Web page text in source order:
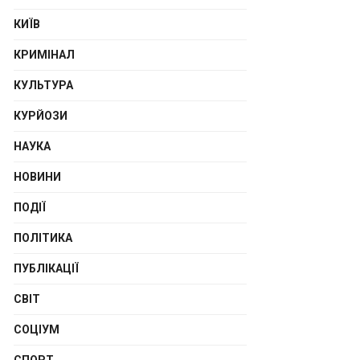
КИЇВ
КРИМІНАЛ
КУЛЬТУРА
КУРЙОЗИ
НАУКА
НОВИНИ
ПОДІЇ
ПОЛІТИКА
ПУБЛІКАЦІЇ
СВІТ
СОЦІУМ